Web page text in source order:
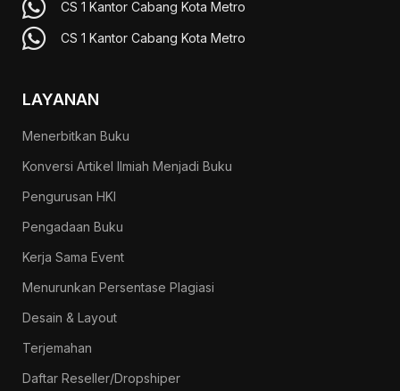
CS 1 Kantor Cabang Kota Metro
CS 1 Kantor Cabang Kota Metro
LAYANAN
Menerbitkan Buku
Konversi Artikel Ilmiah Menjadi Buku
Pengurusan HKI
Pengadaan Buku
Kerja Sama Event
Menurunkan Persentase Plagiasi
Desain & Layout
Terjemahan
Daftar Reseller/Dropshiper